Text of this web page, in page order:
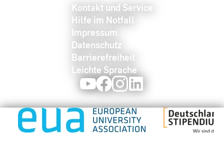
Kontakt und Service
Hilfe im Notfall
Impressum
Datenschutz
Barrierefreiheit
Leichte Sprache
YoutubeFacebookInstagram